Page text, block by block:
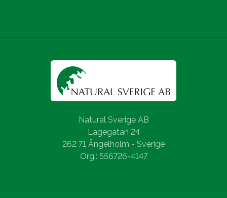
Natural Sverige AB
Lagegatan 24
262 71 Ängelholm - Sverige
Org.: 556726-4147